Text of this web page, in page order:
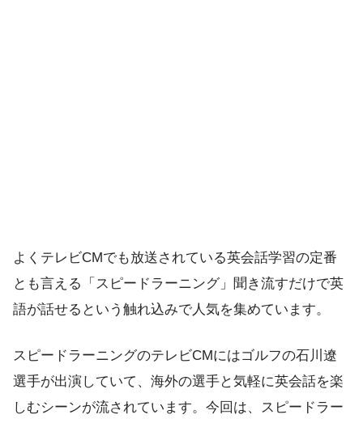
よくテレビCMでも放送されている英会話学習の定番
とも言える「スピードラーニング」聞き流すだけで英
語が話せるという触れ込みで人気を集めています。
スピードラーニングのテレビCMにはゴルフの石川遼
選手が出演していて、海外の選手と気軽に英会話を楽
しむシーンが流されています。今回は、スピードラー